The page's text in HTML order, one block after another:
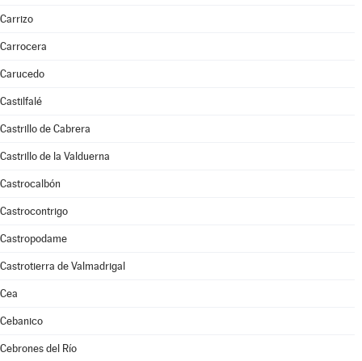
Carrizo
Carrocera
Carucedo
Castilfalé
Castrillo de Cabrera
Castrillo de la Valduerna
Castrocalbón
Castrocontrigo
Castropodame
Castrotierra de Valmadrigal
Cea
Cebanico
Cebrones del Río